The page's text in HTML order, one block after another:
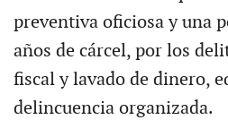
preventiva oficiosa y una
años de cárcel, por los
fiscal y lavado de dinero,
delincuencia organizada.